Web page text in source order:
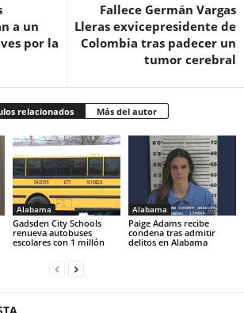
a un
por la
Fallece Germán Vargas
Lleras exvicepresidente de
Colombia tras padecer un
tumor cerebral
relacionados Más del autor
Alabama
Gadsden City Schools
renueva autobuses
escolares con 1 millón
Alabama
Paige Adams recibe
condena tras admitir
delitos en Alabama